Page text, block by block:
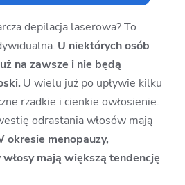
depilacja laserowa? To
U niektórych osób
na zawsze i nie będą
U wielu już po upływie kilku
rzadkie i cienkie owłosienie.
odrastania włosów mają
okresie menopauzy,
mają większą tendencję